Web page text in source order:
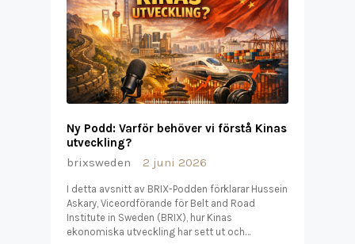
Ny Podd: Varför behöver vi förstå Kinas
utveckling?
brixsweden
2 juni 2026
I detta avsnitt av BRIX-Podden förklarar Hussein
Askary, Viceordförande för Belt and Road
Institute in Sweden (BRIX), hur Kinas
ekonomiska utveckling har sett ut och…